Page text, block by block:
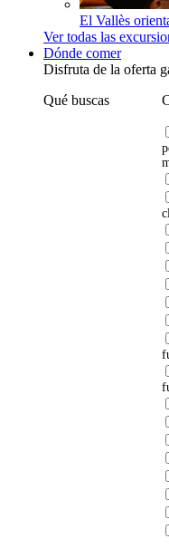
El Vallès
Ver todas las
Dónde comer
Disfruta de la oferta
Qué buscas